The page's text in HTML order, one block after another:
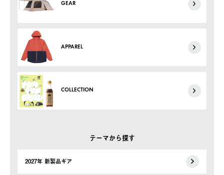
GEAR
APPAREL
COLLECTION
テーマから探す
2027年 新製品ギア